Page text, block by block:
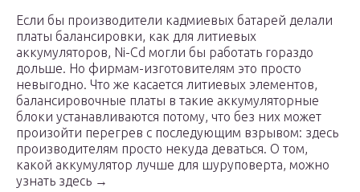
Если бы производители кадмиевых батарей делали
платы балансировки, как для литиевых
аккумуляторов, Ni-Cd могли бы работать гораздо
дольше. Но фирмам-изготовителям это просто
невыгодно. Что же касается литиевых элементов,
балансировочные платы в такие аккумуляторные
блоки устанавливаются потому, что без них может
произойти перегрев с последующим взрывом: здесь
производителям просто некуда деваться. О том,
какой аккумулятор лучше для шуруповерта, можно
узнать здесь →